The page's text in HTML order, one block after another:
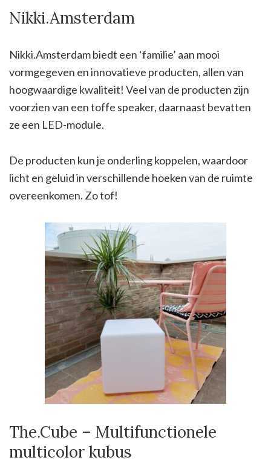
Nikki.Amsterdam
Nikki.Amsterdam biedt een ‘familie’ aan mooi
vormgegeven en innovatieve producten, allen van
hoogwaardige kwaliteit! Veel van de producten zijn
voorzien van een toffe speaker, daarnaast bevatten
ze een LED-module.
De producten kun je onderling koppelen, waardoor
licht en geluid in verschillende hoeken van de ruimte
overeenkomen. Zo tof!
The.Cube – Multifunctionele
multicolor kubus